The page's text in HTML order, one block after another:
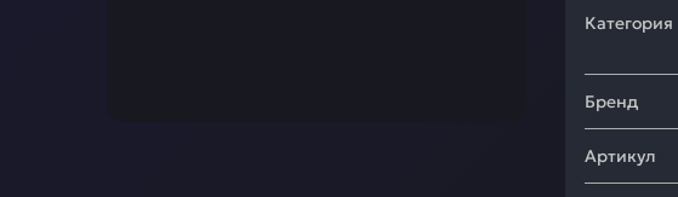
Категория
Бренд
Артикул